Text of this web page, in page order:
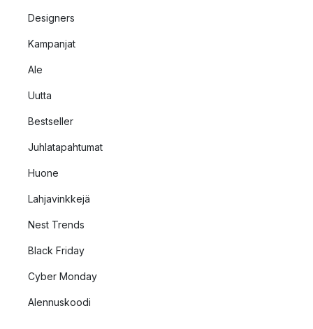
Designers
Kampanjat
Ale
Uutta
Bestseller
Juhlatapahtumat
Huone
Lahjavinkkejä
Nest Trends
Black Friday
Cyber Monday
Alennuskoodi